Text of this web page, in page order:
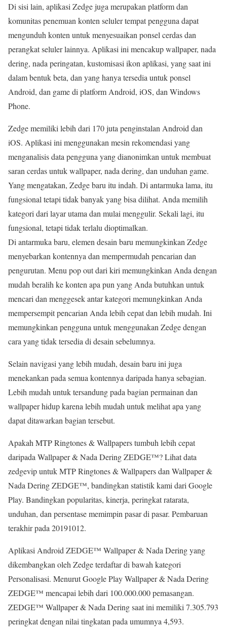
Di sisi lain, aplikasi Zedge juga merupakan platform dan
komunitas penemuan konten seluler tempat pengguna dapat
mengunduh konten untuk menyesuaikan ponsel cerdas dan
perangkat seluler lainnya. Aplikasi ini mencakup wallpaper, nada
dering, nada peringatan, kustomisasi ikon aplikasi, yang saat ini
dalam bentuk beta, dan yang hanya tersedia untuk ponsel
Android, dan game di platform Android, iOS, dan Windows
Phone.
Zedge memiliki lebih dari 170 juta penginstalan Android dan
iOS. Aplikasi ini menggunakan mesin rekomendasi yang
menganalisis data pengguna yang dianonimkan untuk membuat
saran cerdas untuk wallpaper, nada dering, dan unduhan game.
Yang mengatakan, Zedge baru itu indah. Di antarmuka lama, itu
fungsional tetapi tidak banyak yang bisa dilihat. Anda memilih
kategori dari layar utama dan mulai menggulir. Sekali lagi, itu
fungsional, tetapi tidak terlalu dioptimalkan.
Di antarmuka baru, elemen desain baru memungkinkan Zedge
menyebarkan kontennya dan mempermudah pencarian dan
pengurutan. Menu pop out dari kiri memungkinkan Anda dengan
mudah beralih ke konten apa pun yang Anda butuhkan untuk
mencari dan menggesek antar kategori memungkinkan Anda
mempersempit pencarian Anda lebih cepat dan lebih mudah. Ini
memungkinkan pengguna untuk menggunakan Zedge dengan
cara yang tidak tersedia di desain sebelumnya.
Selain navigasi yang lebih mudah, desain baru ini juga
menekankan pada semua kontennya daripada hanya sebagian.
Lebih mudah untuk tersandung pada bagian permainan dan
wallpaper hidup karena lebih mudah untuk melihat apa yang
dapat ditawarkan bagian tersebut.
Apakah MTP Ringtones & Wallpapers tumbuh lebih cepat
daripada Wallpaper & Nada Dering ZEDGE™? Lihat data
zedgevip untuk MTP Ringtones & Wallpapers dan Wallpaper &
Nada Dering ZEDGE™, bandingkan statistik kami dari Google
Play. Bandingkan popularitas, kinerja, peringkat ratarata,
unduhan, dan persentase memimpin pasar di pasar. Pembaruan
terakhir pada 20191012.
Aplikasi Android ZEDGE™ Wallpaper & Nada Dering yang
dikembangkan oleh Zedge terdaftar di bawah kategori
Personalisasi. Menurut Google Play Wallpaper & Nada Dering
ZEDGE™ mencapai lebih dari 100.000.000 pemasangan.
ZEDGE™ Wallpaper & Nada Dering saat ini memiliki 7.305.793
peringkat dengan nilai tingkatan pada umumnya 4,593.